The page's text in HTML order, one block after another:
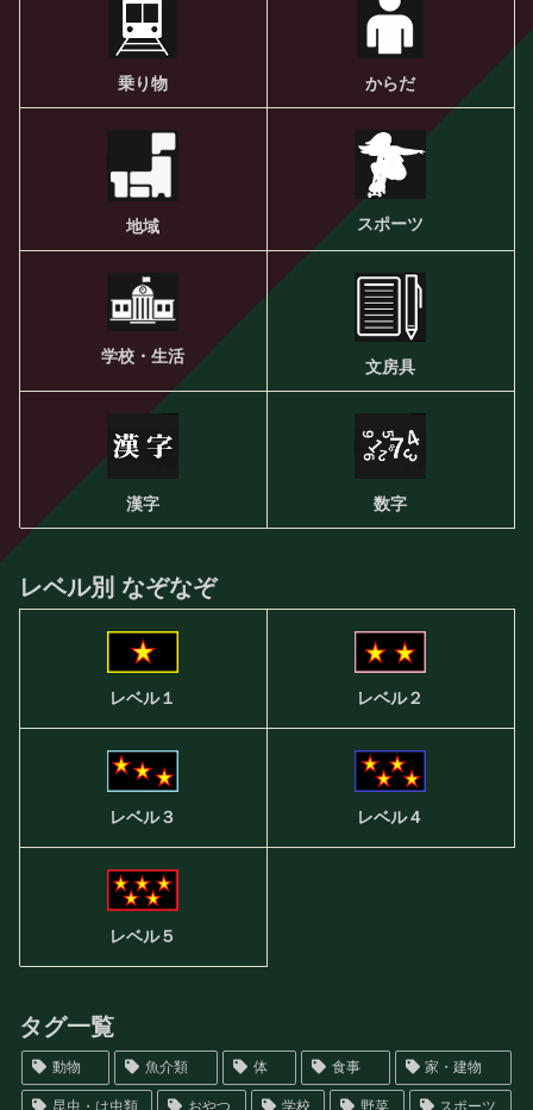
乗り物 からだ
地域 スポーツ
学校・生活
文房具
漢字 数字
レベル別 なぞなぞ
レベル１ レベル２
レベル３ レベル４
レベル５
タグ一覧
動物 魚介類 体 食事 家・建物
昆虫・は虫類 おやつ 学校 野菜 スポーツ